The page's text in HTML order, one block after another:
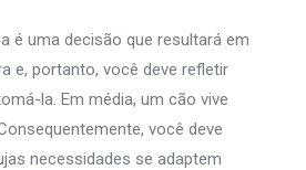
é uma decisão que resultará em
e, portanto, você deve refletir
la. Em média, um cão vive
você deve
necessidades se adaptem